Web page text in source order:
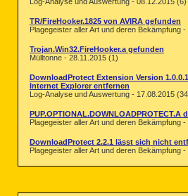
TR/FireHooker.1825 von AVIRA gefunden
Plagegeister aller Art und deren Bekämpfung
Trojan.Win32.FireHooker.a gefunden
Mülltonne - 28.11.2015 (1)
DownloadProtect Extension Version
Internet Explorer entfernen
Log-Analyse und Auswertung - 17.08.2015
Plagegeister aller Art und deren Bekämpfung
DownloadProtect 2.2.1 lässt sich nicht
Plagegeister aller Art und deren Bekämpfung